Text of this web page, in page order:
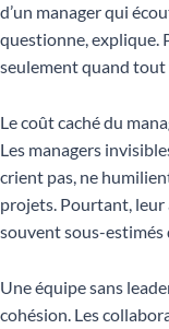
d’un manager qui
questionne, explique.
seulement quand tout
Le coût caché du
Les managers
crient pas, ne
projets. Pourtant, leur
souvent sous-estimés
Une équipe sans
cohésion. Les